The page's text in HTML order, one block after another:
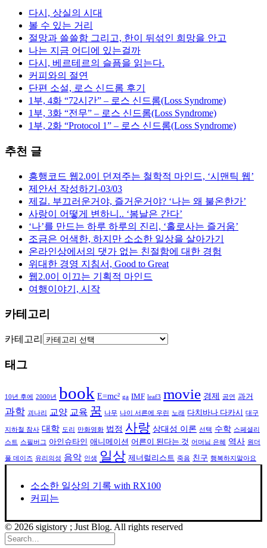
다시, 상실의 시대
볼 수 있는 거리
절망과 쓸쓸함 그리고, 한이 뒤섞인 희망을 안고
나는 지금 어디에 있는걸까
다시, 베르테르의 슬픔을 읽는다.
커피와의 절연
단편 소설, 로스 신드롬 후기
1부, 4화 “72시간” – 로스 신드롬(Loss Syndrome)
1부, 3화 “전무” – 로스 신드롬(Loss Syndrome)
1부, 2화 “Protocol 1” – 로스 신드롬(Loss Syndrome)
추천 글
흥행코드 웹2.0이 던져주는 철학적 마인드, ‘시맨틱 웹’
제안서 작성하기-03/03
제길. 부끄러운거야, 즐거운거야? ‘나는 왜 불온한가’
사랑이 어떻게 변하니.. ‘봄날은 간다’
‘나’를 만드는 하루 하루의 진리, ‘홀로사는 즐거움’
조금은 어색한, 하지만 소소한 일상을 살아가기
온라인상에서의 댓가 없는 친절함에 대한 경험
위대한 경영 지침서, Good to Great
웹2.0이 이끄는 기획적 마인드
여행이야기, 시작
카테고리
카테고리
태그
10년 후에 2000년 book E=mc² ga IMF leaf3 movie 경제 공연 과거
과학 괴나리 교양 교육 꿈 나무 나이 서른에 우린 노래 다치바나 다카시 대구
지하철 참사 대학 도리 만화영화 법정 사랑 상대성 이론 선택 수학 스페셜리
스트 스필버그 아인슈타인 애니메이션 어른이 된다는 것 어머님 은혜 역사 원더
풀 데이즈 유리의성 음악 인생 일상 제너럴리스트 죽음 친구 행복하지말아요
소소한 일상의 기록 with RX100
커피는
© 2026 sigistory ; Just Blog. All rights reserved